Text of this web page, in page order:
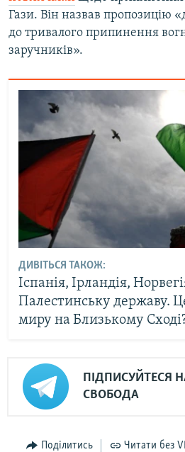
Гази. Він назвав пропозицію
до тривалого припинення
заручників».
ДИВІТЬСЯ ТАКОЖ:
Іспанія, Ірландія,
Палестинську державу.
миру на Близькому
ПІДПИСУЙТЕСЯ
СВОБОДА
Поділитись Читати без